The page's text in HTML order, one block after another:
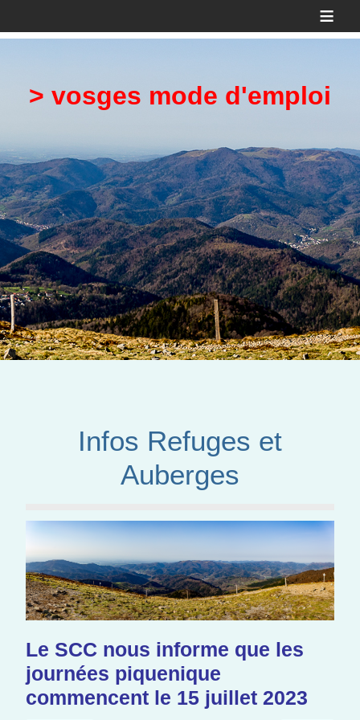
≡
> vosges mode d'emploi
Infos Refuges et
Auberges
Le SCC nous informe que les
journées piquenique
commencent le 15 juillet 2023